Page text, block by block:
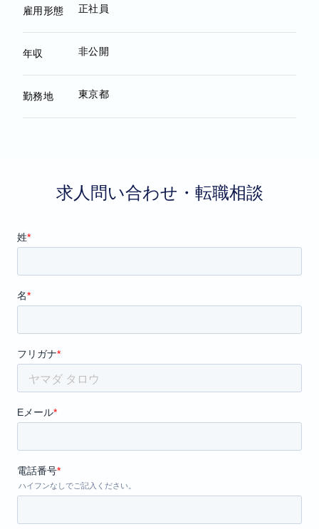
雇用形態 正社員
年収 非公開
勤務地 東京都
求人問い合わせ・転職相談